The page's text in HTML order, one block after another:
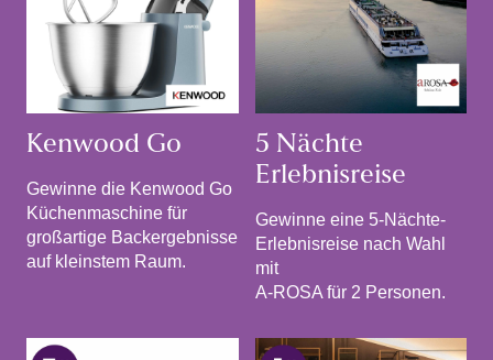
Kenwood Go
Gewinne die Kenwood Go
Küchenmaschine für
großartige Backergebnisse
auf kleinstem Raum.
5 Nächte
Erlebnisreise
Gewinne eine 5-Nächte-
Erlebnisreise nach Wahl
mit
A-ROSA für 2 Personen.